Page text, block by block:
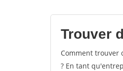
Trouver
Comment trouver
? En tant